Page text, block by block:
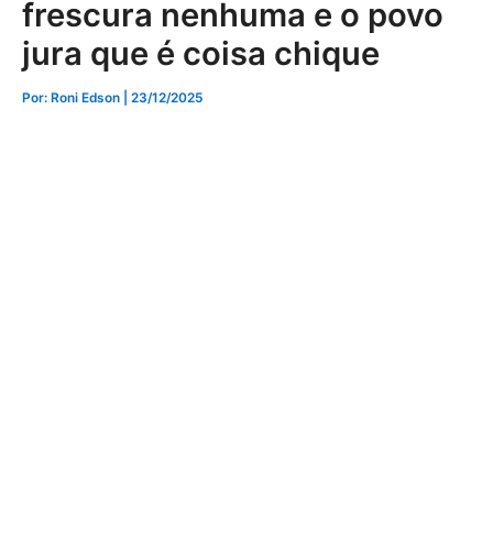
frescura nenhuma e o povo
jura que é coisa chique
Por: Roni Edson | 23/12/2025